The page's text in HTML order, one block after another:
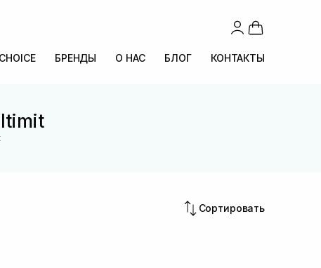
БРЕНДЫ О НАС БЛОГ КОНТАКТЫ
Сортировать